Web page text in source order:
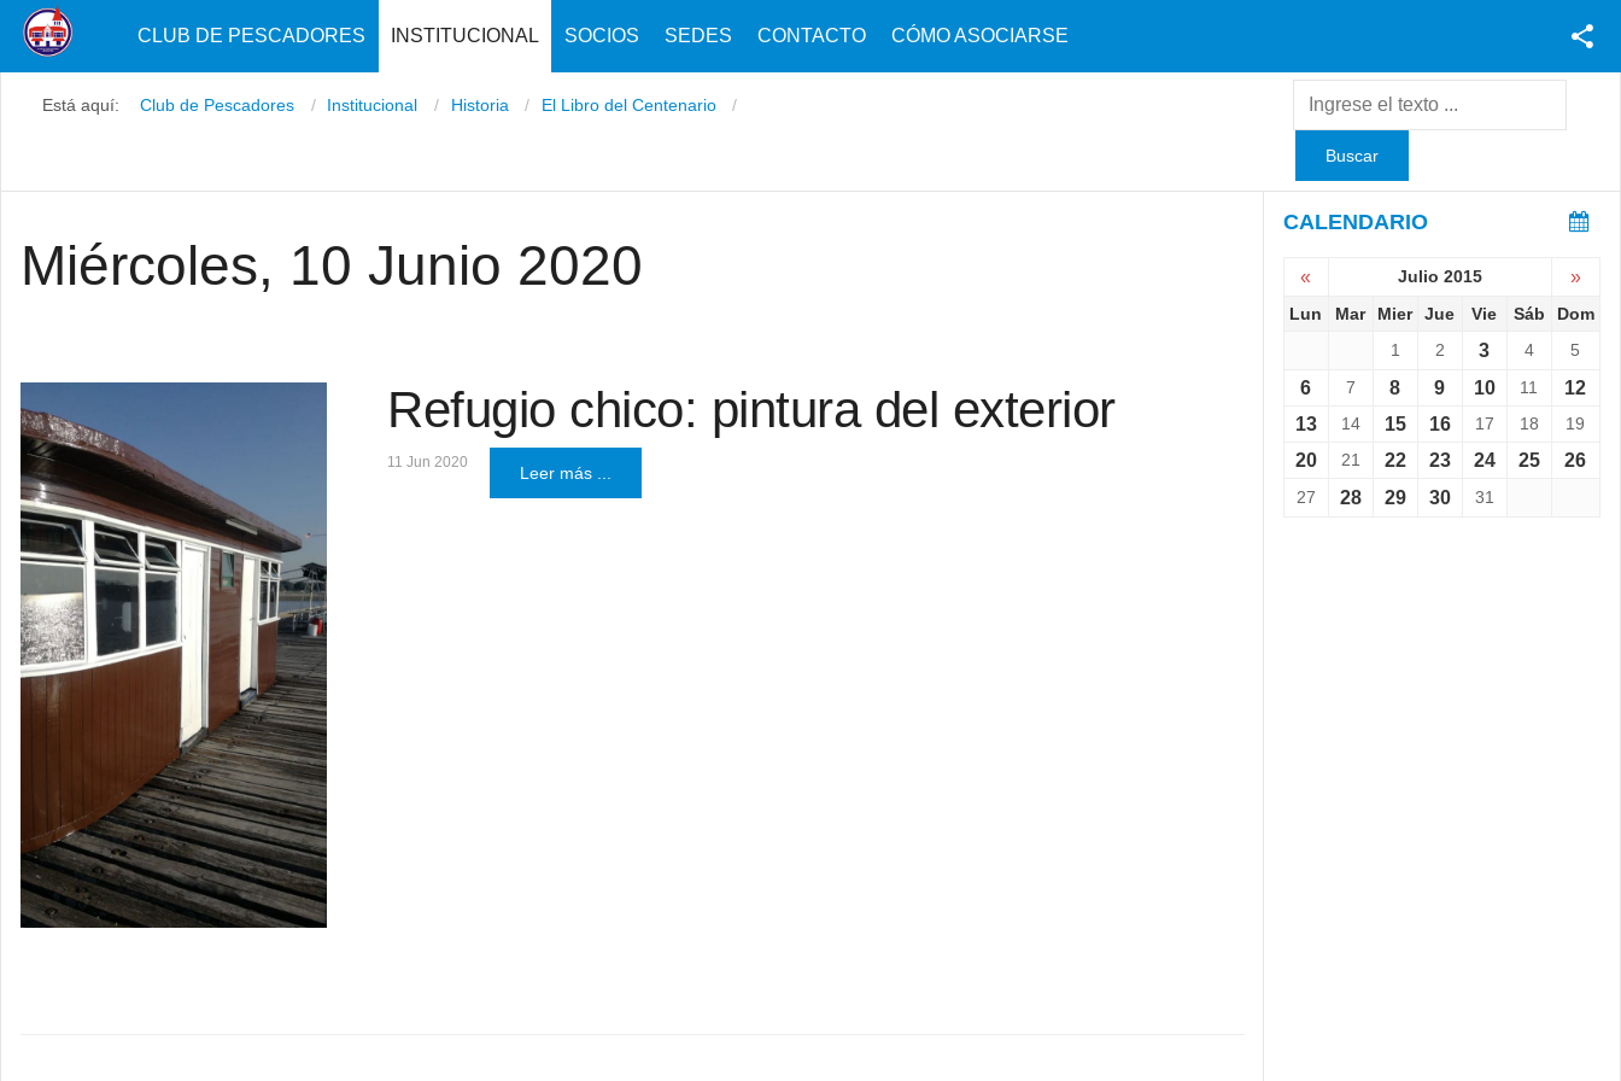
Youtube
Instagram
CLUB DE PESCADORES INSTITUCIONAL SOCIOS SEDES CONTACTO CÓMO ASOCIARSE
Está aquí: Club de Pescadores Institucional Historia El Libro del Centenario
Miércoles, 10 Junio 2020
Refugio chico: pintura del exterior
11 Jun 2020
Leer más ...
CALENDARIO
« Julio 2015 »
Lun Mar Mier Jue Vie Sáb
Dom
1
2 3 4 5
6 7 8 9 10 11
12
13
14 15 16 17 18 19
20 21 22 23 24 25 26
27 28 29 30 31